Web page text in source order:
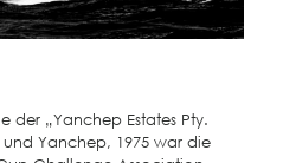
der „Yanchep Estates Pty.
Yanchep, 1975 war die